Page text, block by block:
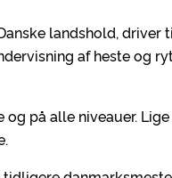
landshold,
af heste og
på alle niveauer.